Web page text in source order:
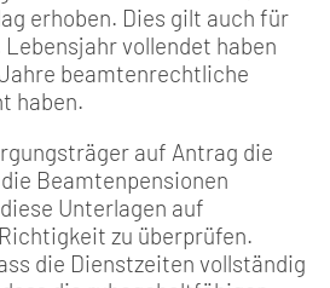
erhoben. Dies gilt auch für
vollendet haben
beamtenrechtliche
haben.
auf Antrag die
Beamtenpensionen
Unterlagen auf
zu überprüfen.
die Dienstzeiten vollständig